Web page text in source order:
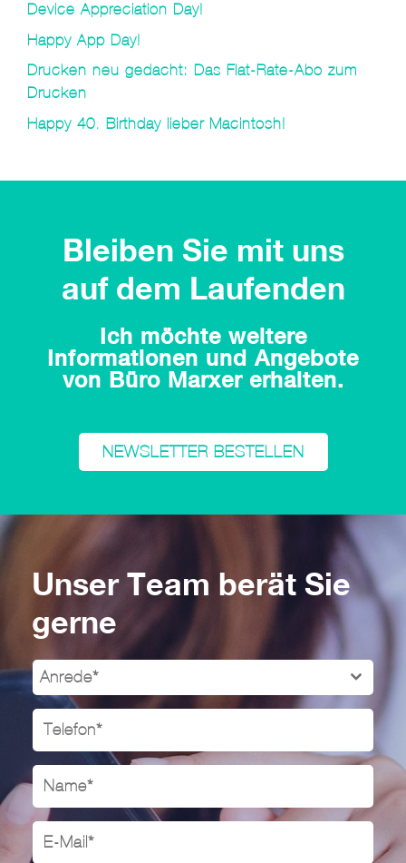
Device Appreciation Day!
Happy App Day!
Drucken neu gedacht: Das Flat-Rate-Abo zum
Drucken
Happy 40. Birthday lieber Macintosh!
Bleiben Sie mit uns
auf dem Laufenden
Ich möchte weitere
Informationen und Angebote
von Büro Marxer erhalten.
NEWSLETTER BESTELLEN
Unser Team berät Sie
gerne
Anrede*